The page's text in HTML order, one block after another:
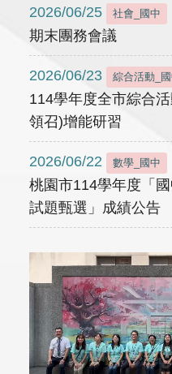
2026/06/25 社會_國中
期末團務會議
2026/06/23 綜合活動_
114學年度全市綜合
領召)增能研習
2026/06/22 數學_國中
桃園市114學年度「
試題甄選」成績公告